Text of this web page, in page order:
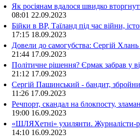
Як росіянам вдалося швидко
08:01 22.09.2023
Бійки в ВР, Таїланд під час війни,
17:15 18.09.2023
Довели до самогубства: Сергій
21:44 17.09.2023
Політичне рішення? Єрмак забрав у
21:12 17.09.2023
Сергій Пашинський - бандит,
11:26 17.09.2023
Речпорт, скандал на блокпосту,
19:00 16.09.2023
«ШЛЯХетні» ухилянти. Журналісти-
14:10 16.09.2023